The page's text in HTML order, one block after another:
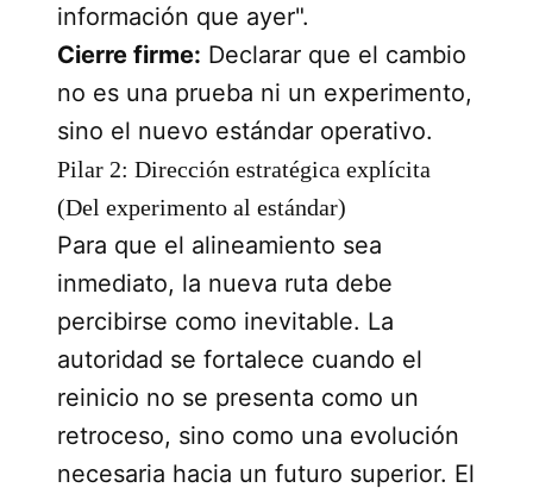
información que ayer".
Cierre firme: Declarar que el cambio
no es una prueba ni un experimento,
sino el nuevo estándar operativo.
Pilar 2: Dirección estratégica explícita
(Del experimento al estándar)
Para que el alineamiento sea
inmediato, la nueva ruta debe
percibirse como inevitable. La
autoridad se fortalece cuando el
reinicio no se presenta como un
retroceso, sino como una evolución
necesaria hacia un futuro superior. El